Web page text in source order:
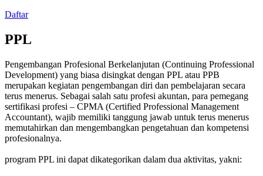
Daftar
PPL
Pengembangan Profesional Berkelanjutan (Continuing Professional
Development) yang biasa disingkat dengan PPL atau PPB
merupakan kegiatan pengembangan diri dan pembelajaran secara
terus menerus. Sebagai salah satu profesi akuntan, para pemegang
sertifikasi profesi – CPMA (Certified Professional Management
Accountant), wajib memiliki tanggung jawab untuk terus menerus
memutahirkan dan mengembangkan pengetahuan dan kompetensi
profesionalnya.
program PPL ini dapat dikategorikan dalam dua aktivitas, yakni: